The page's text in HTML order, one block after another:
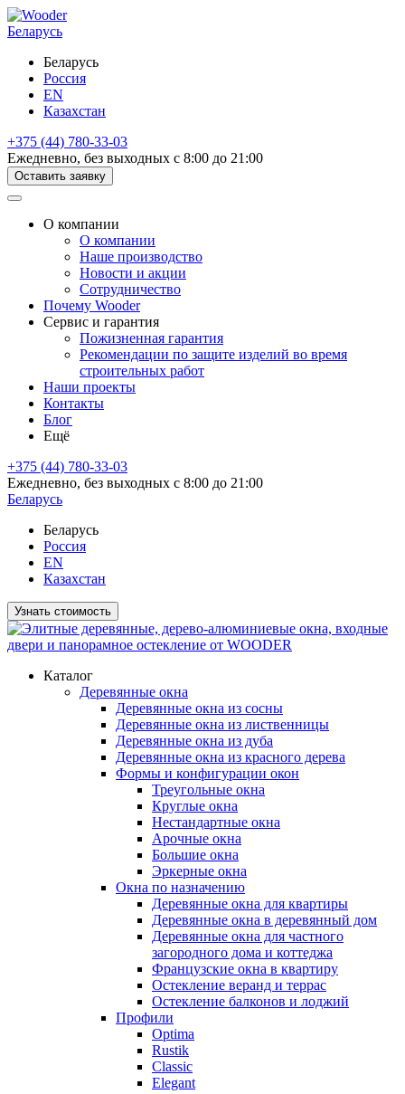
Беларусь
Беларусь
Россия
EN
Казахстан
+375 (44) 780-33-03
Ежедневно, без выходных с 8:00 до 21:00
Оставить заявку
О компании
О компании
Наше производство
Новости и акции
Сотрудничество
Почему Wooder
Сервис и гарантия
Пожизненная гарантия
Рекомендации по защите изделий во время
строительных работ
Наши проекты
Контакты
Блог
Ещё
+375 (44) 780-33-03
Ежедневно, без выходных с 8:00 до 21:00
Беларусь
Беларусь
Россия
EN
Казахстан
Узнать стоимость
Каталог
Деревянные окна
Деревянные окна из сосны
Деревянные окна из лиственницы
Деревянные окна из дуба
Деревянные окна из красного дерева
Формы и конфигурации окон
Треугольные окна
Круглые окна
Нестандартные окна
Арочные окна
Большие окна
Эркерные окна
Окна по назначению
Деревянные окна для квартиры
Деревянные окна в деревянный дом
Деревянные окна для частного
загородного дома и коттеджа
Французские окна в квартиру
Остекление веранд и террас
Остекление балконов и лоджий
Профили
Optima
Rustik
Classic
Elegant